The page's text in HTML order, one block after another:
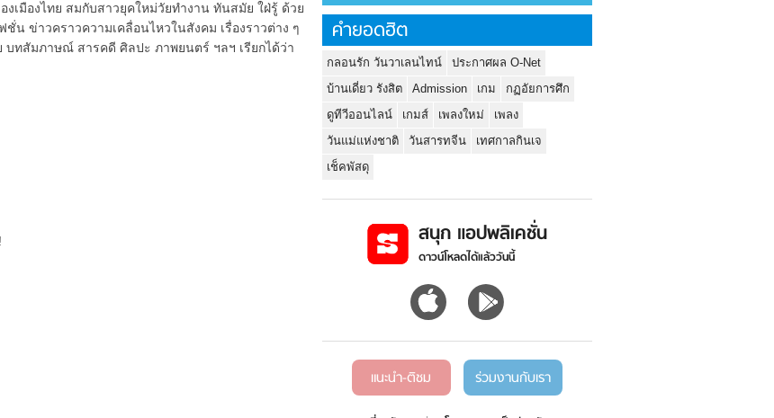
มืองไทย สมกับสาวยุคใหม่วัยทำงาน ทันสมัย ใฝ่รู้ ด้วย
น ข่าวคราวความเคลื่อนไหวในสังคม เรื่องราวต่าง ๆ
ทสัมภาษณ์ สารคดี ศิลปะ ภาพยนตร์ ฯลฯ เรียกได้ว่า
คำยอดฮิต
กลอนรัก วันวาเลนไทน์
ประกาศผล O-Net
บ้านเดี่ยว รังสิต
Admission เกม
กฏอัยการศึก
ดูทีวีออนไลน์
เกมส์ เพลงใหม่
เพลง
วันแม่แห่งชาติ
วันสารทจีน
เทศกาลกินเจ
เช็คพัสดุ
สนุก แอปพลิเคชั่น
ดาวน์โหลดได้แล้ววันนี้
แนะนำ-ติชม ร่วมงานกับเรา